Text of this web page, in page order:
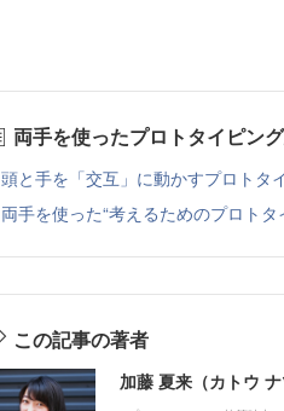
両手を使ったプロトタイピン
頭と手を「交互」に動かすプロトタ
両手を使った“考えるためのプロトタ
この記事の著者
加藤 夏来（カトウ ナ